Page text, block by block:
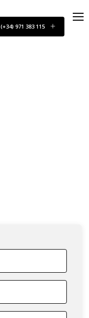
(+34) 971 383 115